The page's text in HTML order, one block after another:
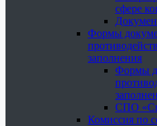
сфере
Формы
заполнения
Формы
СПО
Комиссия по